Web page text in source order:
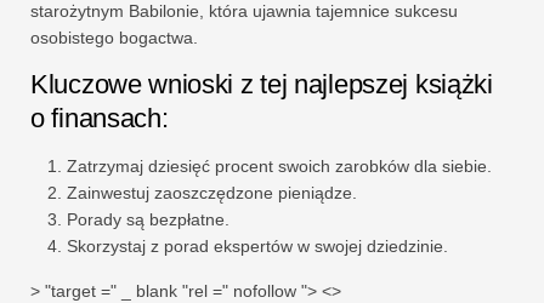
starożytnym Babilonie, która ujawnia tajemnice sukcesu
osobistego bogactwa.
Kluczowe wnioski z tej najlepszej książki
o finansach:
Zatrzymaj dziesięć procent swoich zarobków dla siebie.
Zainwestuj zaoszczędzone pieniądze.
Porady są bezpłatne.
Skorzystaj z porad ekspertów w swojej dziedzinie.
> "target =" _ blank "rel =" nofollow "> <>